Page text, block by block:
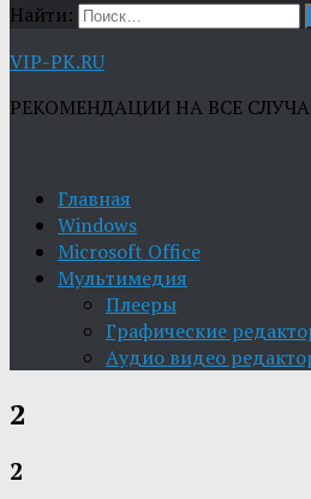
Найти:
VIP-PK.RU
РЕКОМЕНДАЦИИ НА ВСЕ
Главная
Windows
Microsoft Office
Мультимедия
Плееры
Графические
Aудио видео
2
2